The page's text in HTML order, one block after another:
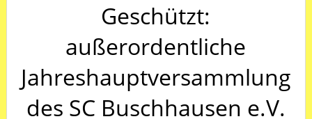
Geschützt:
außerordentliche
Jahreshauptversammlung
des SC Buschhausen e.V.